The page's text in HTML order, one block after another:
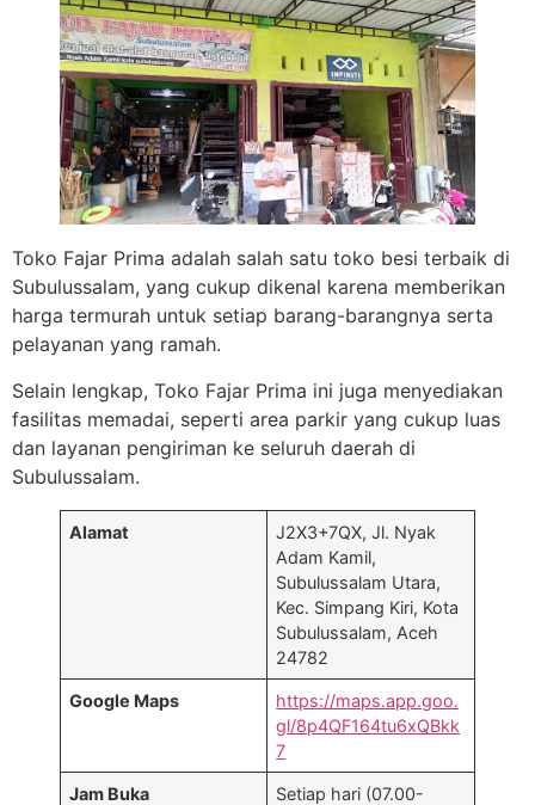
Toko Fajar Prima adalah salah satu toko besi terbaik di
Subulussalam, yang cukup dikenal karena memberikan
harga termurah untuk setiap barang-barangnya serta
pelayanan yang ramah.
Selain lengkap, Toko Fajar Prima ini juga menyediakan
fasilitas memadai, seperti area parkir yang cukup luas
dan layanan pengiriman ke seluruh daerah di
Subulussalam.
Alamat
J2X3+7QX, Jl. Nyak
Adam Kamil,
Subulussalam Utara,
Kec. Simpang Kiri, Kota
Subulussalam, Aceh
24782
Google Maps
https://maps.app.goo.
gl/8p4QF164tu6xQBkk
7
Jam Buka
Setiap hari (07.00-